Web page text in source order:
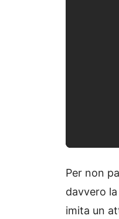
Per non
davvero
imita un